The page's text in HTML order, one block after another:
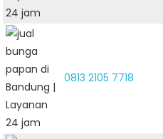
0813 2105 7718